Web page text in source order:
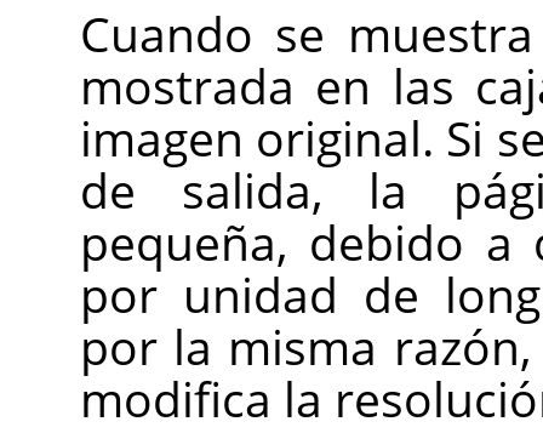
Cuando se
mostrada en las
imagen original. Si
de salida, la
pequeña, debido a
por unidad de
por la misma
modifica la